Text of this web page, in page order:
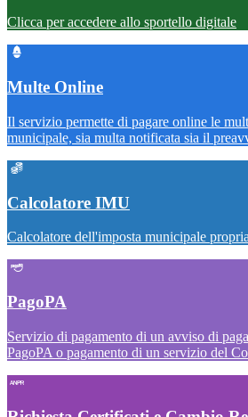
Clicca per accedere allo sportello digitale
Multe Online
Il servizio permette di pagare online le
municipale, sia multa notificata sia il
Calcolatore IMU
Calcolatore dell'imposta municipale propria
PagoPA
Servizio di pagamento di un avviso di
PagoPA o pagamento di un servizio del